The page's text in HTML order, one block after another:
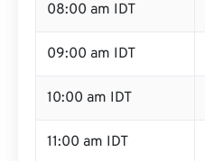
08:00 am IDT
09:00 am IDT
10:00 am IDT
11:00 am IDT